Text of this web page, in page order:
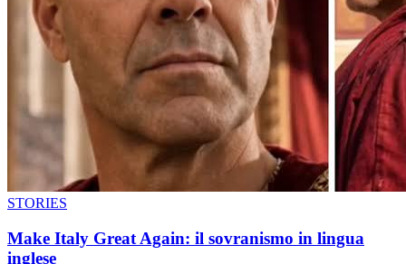
STORIES
Make Italy Great Again: il sovranismo in lingua
inglese